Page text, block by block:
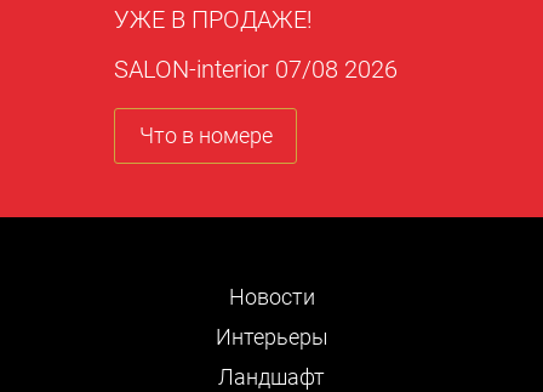
УЖЕ В ПРОДАЖЕ!
SALON-interior 07/08 2026
Что в номере
Новости
Интерьеры
Ландшафт